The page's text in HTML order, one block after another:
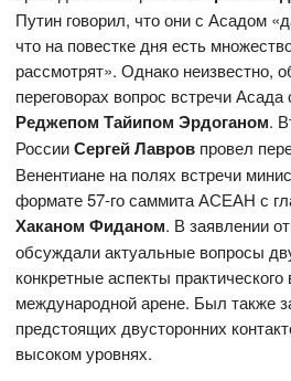
Путин говорил, что они с Асадом
что на повестке дня есть
рассмотрят». Однако неизвестно,
переговорах вопрос встречи
Реджепом Тайипом Эрдоганом.
РоссииСергей Лавров провел
Венентиане на полях встречи
формате 57-го саммита АСЕАН с
Хаканом Фиданом. В заявлении
обсуждали актуальные вопросы
конкретные аспекты
международной арене. Был также
предстоящих двусторонних
высоком уровнях.